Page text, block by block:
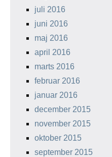
juli 2016
juni 2016
maj 2016
april 2016
marts 2016
februar 2016
januar 2016
december 2015
november 2015
oktober 2015
september 2015